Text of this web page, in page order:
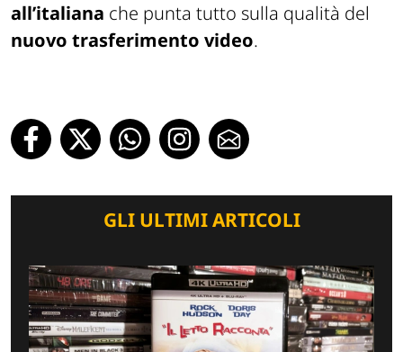
all’italiana che punta tutto sulla qualità del
nuovo trasferimento video.
GLI ULTIMI ARTICOLI